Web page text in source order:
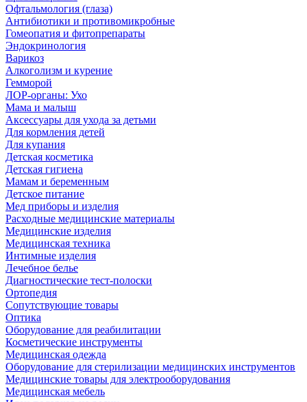
Офтальмология (глаза)
Антибиотики и противомикробные
Гомеопатия и фитопрепараты
Эндокринология
Варикоз
Алкоголизм и курение
Гемморой
ЛОР-органы: Ухо
Мама и малыш
Аксессуары для ухода за детьми
Для кормления детей
Для купания
Детская косметика
Детская гигиена
Мамам и беременным
Детское питание
Мед приборы и изделия
Расходные медицинские материалы
Медицинские изделия
Медицинская техника
Интимные изделия
Лечебное белье
Диагностические тест-полоски
Ортопедия
Сопутствующие товары
Оптика
Оборудование для реабилитации
Косметические инструменты
Медицинская одежда
Оборудование для стерилизации медицинских инструментов
Медицинские товары для электрооборудования
Медицинская мебель